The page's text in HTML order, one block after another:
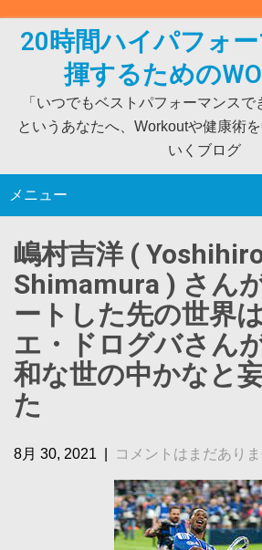
20時間ハイパフォ
揮するための
「いつでもベストパフォーマンスで
というあなたへ、Workoutや健康術
いくブログ
メニュー
嶋村吉洋 (
Shimamura ) さん
ートした先の世界
エ・ドログバさん
和な世の中かなと
た
8月 30, 2021 コメントはまだあり